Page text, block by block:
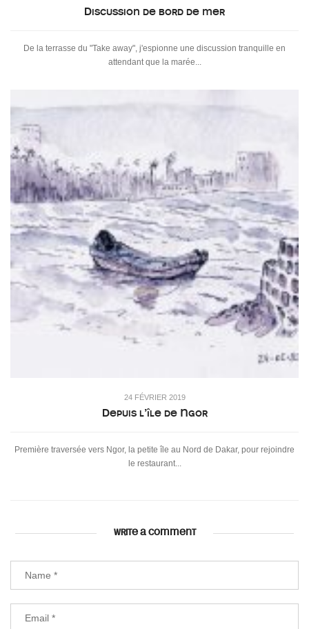
Discussion de bord de mer
De la terrasse du "Take away", j'espionne une discussion tranquille en
attendant que la marée...
24 FÉVRIER 2019
Depuis l’île de Ngor
Première traversée vers Ngor, la petite île au Nord de Dakar, pour rejoindre
le restaurant...
WRITE A COMMENT